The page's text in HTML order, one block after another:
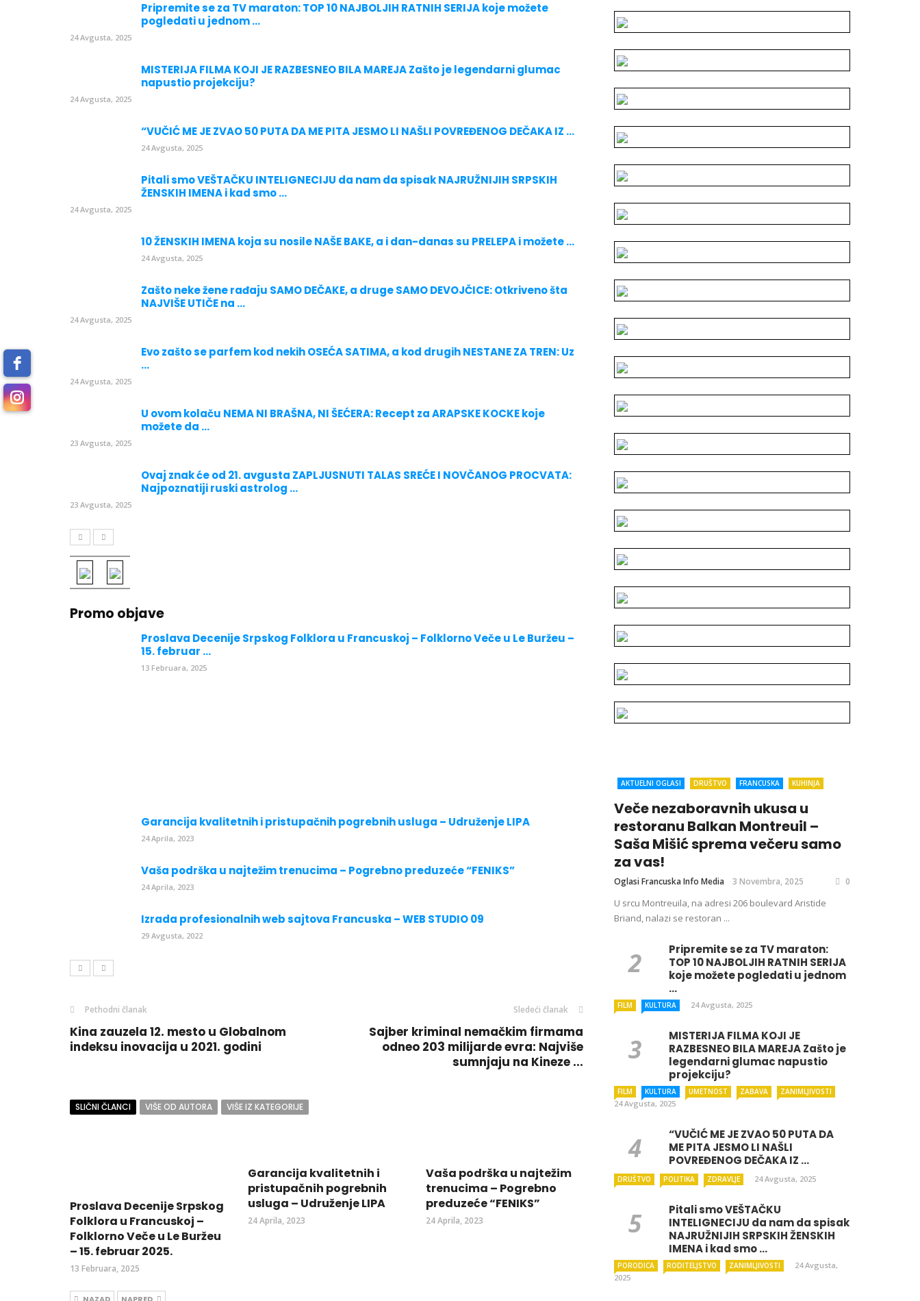
Pripremite se za TV maraton: TOP 10 NAJBOLJIH RATNIH SERIJA koje možete
pogledati u jednom ...
24 Avgusta, 2025
MISTERIJA FILMA KOJI JE RAZBESNEO BILA MAREJA Zašto je legendarni glumac
napustio projekciju?
24 Avgusta, 2025
“VUČIĆ ME JE ZVAO 50 PUTA DA ME PITA JESMO LI NAŠLI POVREĐENOG DEČAKA IZ ...
24 Avgusta, 2025
Pitali smo VEŠTAČKU INTELIGNECIJU da nam da spisak NAJRUŽNIJIH SRPSKIH
ŽENSKIH IMENA i kad smo ...
24 Avgusta, 2025
10 ŽENSKIH IMENA koja su nosile NAŠE BAKE, a i dan-danas su PRELEPA i možete ...
24 Avgusta, 2025
Zašto neke žene rađaju SAMO DEČAKE, a druge SAMO DEVOJČICE: Otkriveno šta
NAJVIŠE UTIČE na ...
24 Avgusta, 2025
Evo zašto se parfem kod nekih OSEĆA SATIMA, a kod drugih NESTANE ZA TREN: Uz
...
24 Avgusta, 2025
U ovom kolaču NEMA NI BRAŠNA, NI ŠEĆERA: Recept za ARAPSKE KOCKE koje
možete da ...
23 Avgusta, 2025
Ovaj znak će od 21. avgusta ZAPLJUSNUTI TALAS SREĆE I NOVČANOG PROCVATA:
Najpoznatiji ruski astrolog ...
23 Avgusta, 2025
Promo objave
Proslava Decenije Srpskog Folklora u Francuskoj – Folklorno Veče u Le Buržeu –
15. februar ...
13 Februara, 2025
Garancija kvalitetnih i pristupačnih pogrebnih usluga – Udruženje LIPA
24 Aprila, 2023
Vaša podrška u najtežim trenucima – Pogrebno preduzeće “FENIKS”
24 Aprila, 2023
Izrada profesionalnih web sajtova Francuska – WEB STUDIO 09
29 Avgusta, 2022
Pethodni članak
Kina zauzela 12. mesto u Globalnom
indeksu inovacija u 2021. godini
Sledeći članak
Sajber kriminal nemačkim firmama
odneo 203 milijarde evra: Najviše
sumnjaju na Kineze ...
SLIČNI ČLANCI VIŠE OD AUTORA VIŠE IZ KATEGORIJE
Proslava Decenije Srpskog
Folklora u Francuskoj –
Folklorno Veče u Le Buržeu
– 15. februar 2025.
13 Februara, 2025
Garancija kvalitetnih i
pristupačnih pogrebnih
usluga – Udruženje LIPA
24 Aprila, 2023
Vaša podrška u najtežim
trenucima – Pogrebno
preduzeće “FENIKS”
24 Aprila, 2023
AKTUELNI OGLASI DRUŠTVO FRANCUSKA KUHINJA
Veče nezaboravnih ukusa u
restoranu Balkan Montreuil –
Saša Mišić sprema večeru samo
za vas!
Oglasi Francuska Info Media 3 Novembra, 2025 0
U srcu Montreuila, na adresi 206 boulevard Aristide
Briand, nalazi se restoran ...
Pripremite se za TV maraton:
TOP 10 NAJBOLJIH RATNIH SERIJA
koje možete pogledati u jednom
...
FILM KULTURA 24 Avgusta, 2025
MISTERIJA FILMA KOJI JE
RAZBESNEO BILA MAREJA Zašto je
legendarni glumac napustio
projekciju?
FILM KULTURA UMETNOST ZABAVA ZANIMLJIVOSTI
24 Avgusta, 2025
“VUČIĆ ME JE ZVAO 50 PUTA DA
ME PITA JESMO LI NAŠLI
POVREĐENOG DEČAKA IZ ...
DRUŠTVO POLITIKA ZDRAVLJE 24 Avgusta, 2025
Pitali smo VEŠTAČKU
INTELIGNECIJU da nam da spisak
NAJRUŽNIJIH SRPSKIH ŽENSKIH
IMENA i kad smo ...
PORODICA RODITELJSTVO ZANIMLJIVOSTI
24 Avgusta,
2025